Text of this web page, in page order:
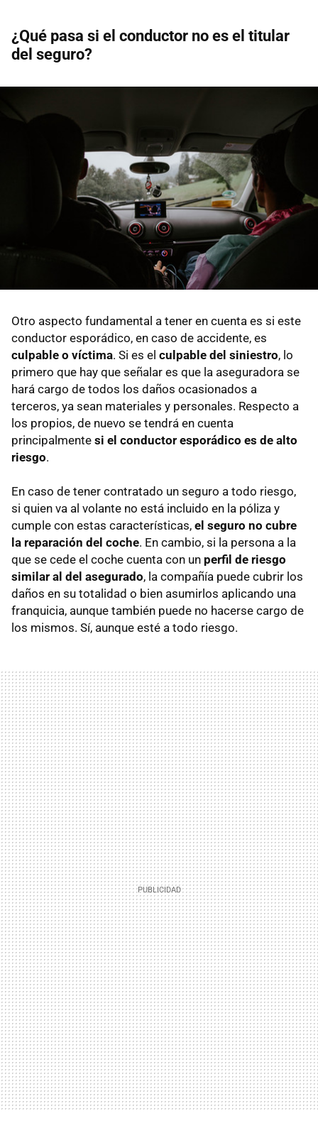
¿Qué pasa si el conductor no es el titular
del seguro?
Otro aspecto fundamental a tener en cuenta es si este
conductor esporádico, en caso de accidente, es
culpable o víctima. Si es el culpable del siniestro, lo
primero que hay que señalar es que la aseguradora se
hará cargo de todos los daños ocasionados a
terceros, ya sean materiales y personales. Respecto a
los propios, de nuevo se tendrá en cuenta
principalmente si el conductor esporádico es de alto
riesgo.
En caso de tener contratado un seguro a todo riesgo,
si quien va al volante no está incluido en la póliza y
cumple con estas características, el seguro no cubre
la reparación del coche. En cambio, si la persona a la
que se cede el coche cuenta con un perfil de riesgo
similar al del asegurado, la compañía puede cubrir los
daños en su totalidad o bien asumirlos aplicando una
franquicia, aunque también puede no hacerse cargo de
los mismos. Sí, aunque esté a todo riesgo.